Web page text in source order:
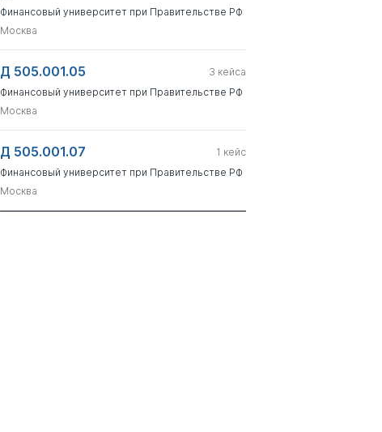
Финансовый университет при Правительстве РФ
Москва
Д 505.001.05 3 кейса
Финансовый университет при Правительстве РФ
Москва
Д 505.001.07 1 кейс
Финансовый университет при Правительстве РФ
Москва